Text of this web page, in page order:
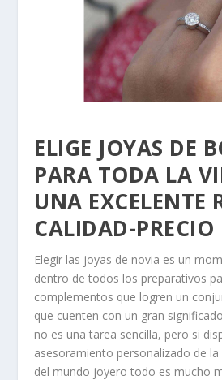
ELIGE JOYAS DE
PARA TODA LA
UNA EXCELENTE
CALIDAD-PRECIO
Elegir las joyas de novia es un
dentro de todos los preparativos
complementos que logren un
que cuenten con un gran
no es una tarea sencilla, pero si
asesoramiento personalizado de
del mundo joyero todo es mucho